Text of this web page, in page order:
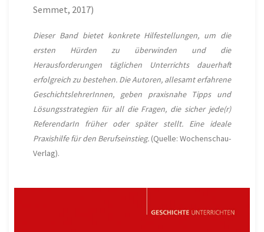
Semmet, 2017)
Dieser Band bietet konkrete Hilfestellungen, um die
ersten Hürden zu überwinden und die
Herausforderungen täglichen Unterrichts dauerhaft
erfolgreich zu bestehen. Die Autoren, allesamt erfahrene
GeschichtslehrerInnen, geben praxisnahe Tipps und
Lösungsstrategien für all die Fragen, die sicher jede(r)
ReferendarIn früher oder später stellt. Eine ideale
Praxishilfe für den Berufseinstieg. (Quelle: Wochenschau-
Verlag).